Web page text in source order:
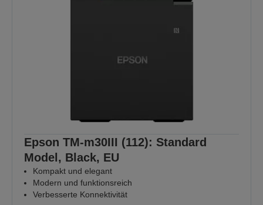
Epson TM-m30III (112): Standard
Model, Black, EU
Kompakt und elegant
Modern und funktionsreich
Verbesserte Konnektivität